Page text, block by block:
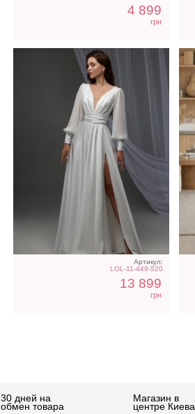
4 899
грн
Артикул:
LOL-11-449-520
13 899
грн
30 дней на
обмен товара
Магазин в
центре Киева